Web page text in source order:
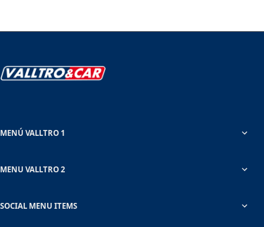
MENÚ VALLTRO 1
MENU VALLTRO 2
SOCIAL MENU ITEMS